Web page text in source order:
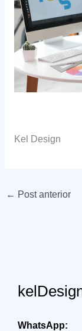
Kel Design
← Post anterior
WhatsApp: